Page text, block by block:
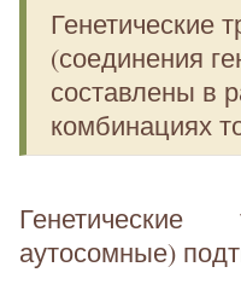
Генетические
(соединения
составлены в
комбинациях
аутосомные)